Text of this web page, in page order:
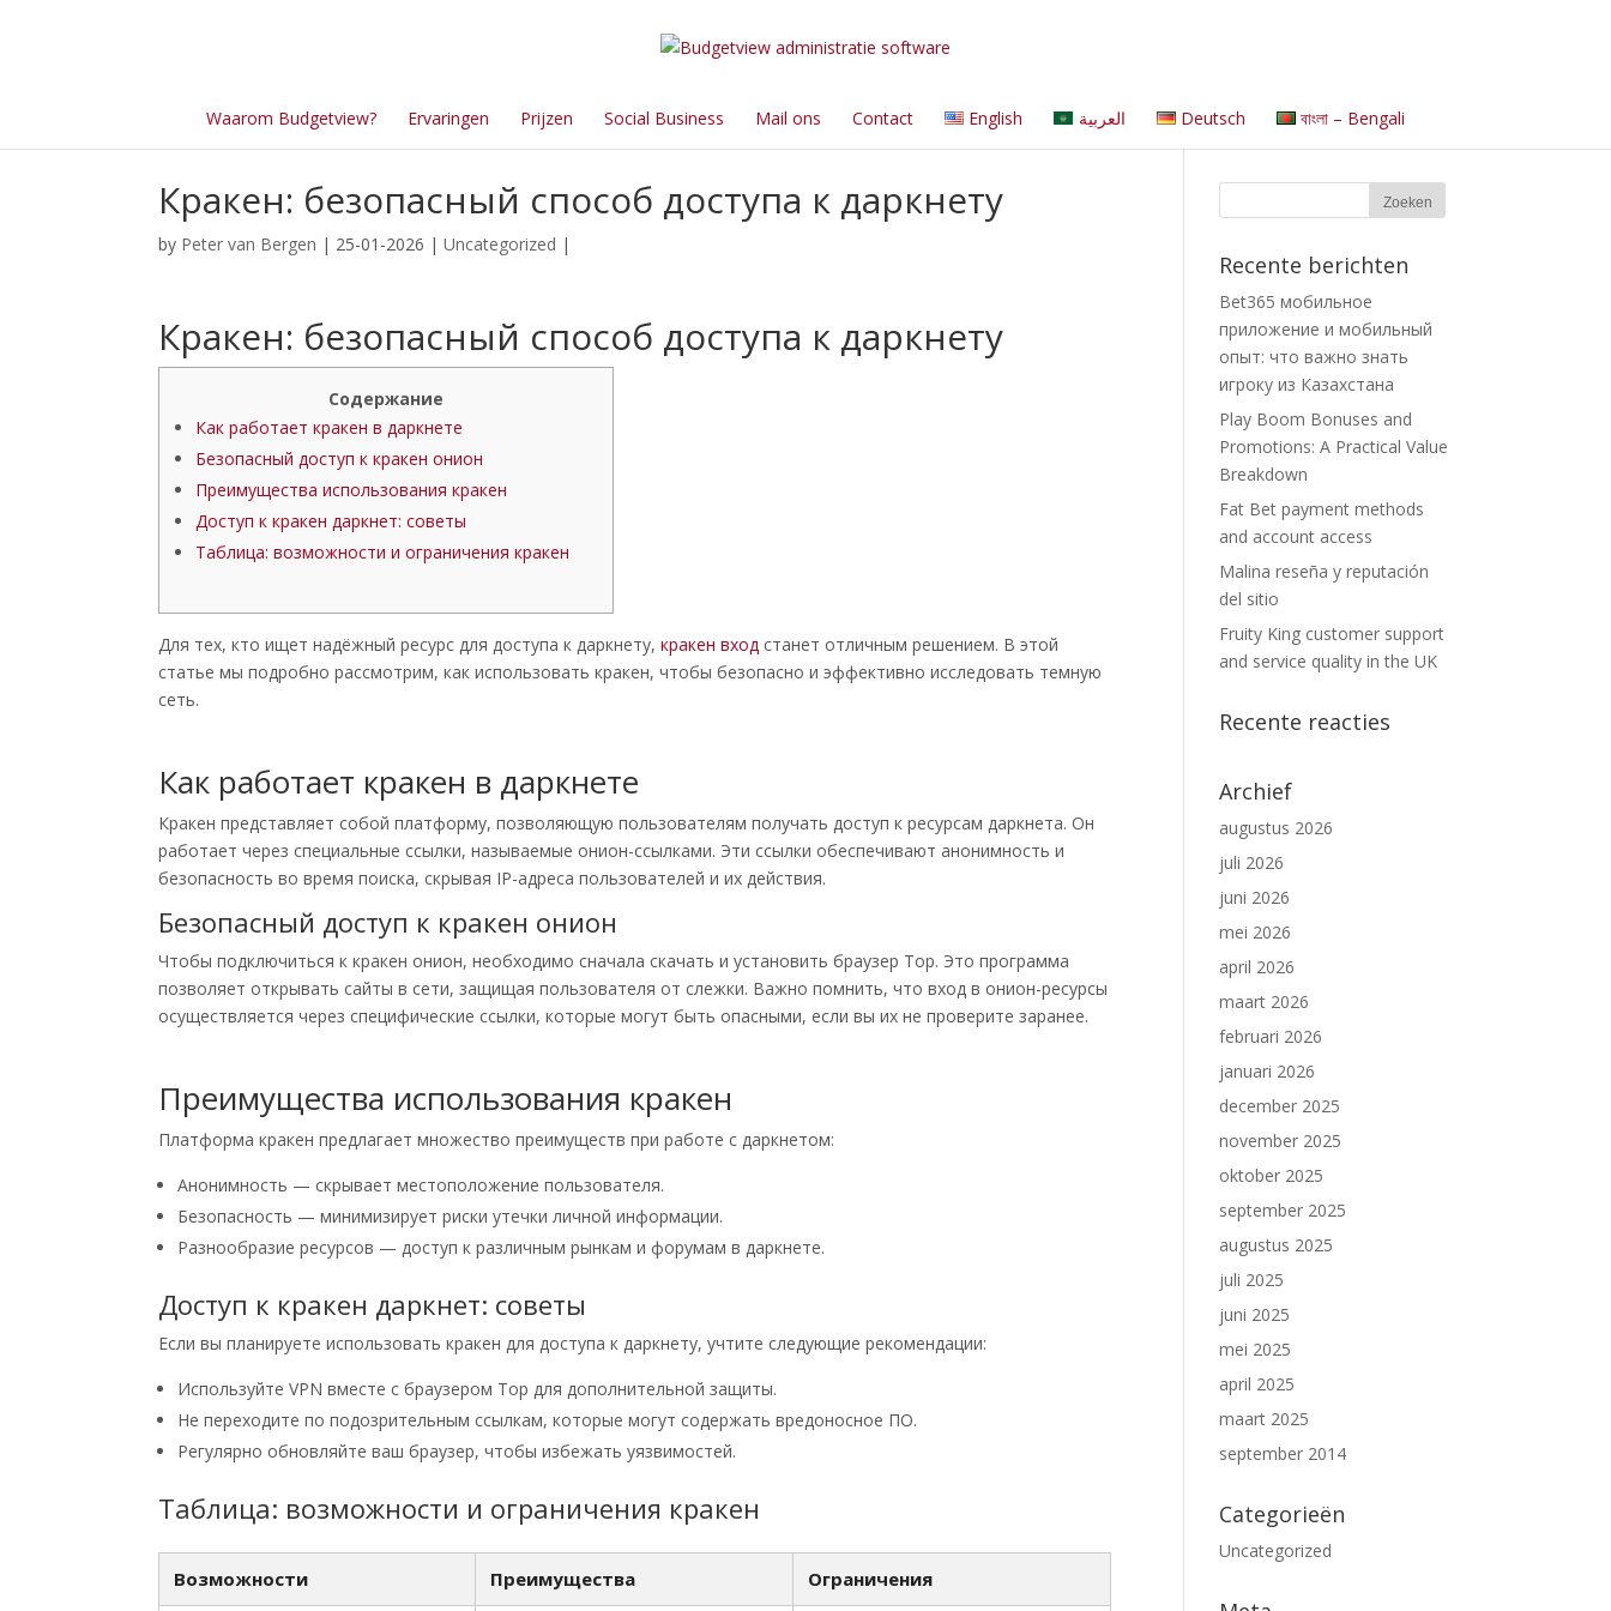
Waarom Budgetview? Ervaringen Prijzen Social Business Mail ons Contact English العربية Deutsch বাংলা – Bengali
Кракен: безопасный способ доступа к даркнету
by Peter van Bergen | 25-01-2026 | Uncategorized |
Кракен: безопасный способ доступа к даркнету
Содержание
Как работает кракен в даркнете
Безопасный доступ к кракен онион
Преимущества использования кракен
Доступ к кракен даркнет: советы
Таблица: возможности и ограничения кракен
Для тех, кто ищет надёжный ресурс для доступа к даркнету, кракен вход станет отличным решением. В этой
статье мы подробно рассмотрим, как использовать кракен, чтобы безопасно и эффективно исследовать темную
сеть.
Как работает кракен в даркнете
Кракен представляет собой платформу, позволяющую пользователям получать доступ к ресурсам даркнета. Он
работает через специальные ссылки, называемые онион-ссылками. Эти ссылки обеспечивают анонимность и
безопасность во время поиска, скрывая IP-адреса пользователей и их действия.
Безопасный доступ к кракен онион
Чтобы подключиться к кракен онион, необходимо сначала скачать и установить браузер Тор. Это программа
позволяет открывать сайты в сети, защищая пользователя от слежки. Важно помнить, что вход в онион-ресурсы
осуществляется через специфические ссылки, которые могут быть опасными, если вы их не проверите заранее.
Преимущества использования кракен
Платформа кракен предлагает множество преимуществ при работе с даркнетом:
Анонимность — скрывает местоположение пользователя.
Безопасность — минимизирует риски утечки личной информации.
Разнообразие ресурсов — доступ к различным рынкам и форумам в даркнете.
Доступ к кракен даркнет: советы
Если вы планируете использовать кракен для доступа к даркнету, учтите следующие рекомендации:
Используйте VPN вместе с браузером Тор для дополнительной защиты.
Не переходите по подозрительным ссылкам, которые могут содержать вредоносное ПО.
Регулярно обновляйте ваш браузер, чтобы избежать уязвимостей.
Таблица: возможности и ограничения кракен
Возможности Преимущества Ограничения
Recente berichten
Bet365 мобильное
приложение и мобильный
опыт: что важно знать
игроку из Казахстана
Play Boom Bonuses and
Promotions: A Practical Value
Breakdown
Fat Bet payment methods
and account access
Malina reseña y reputación
del sitio
Fruity King customer support
and service quality in the UK
Recente reacties
Archief
augustus 2026
juli 2026
juni 2026
mei 2026
april 2026
maart 2026
februari 2026
januari 2026
december 2025
november 2025
oktober 2025
september 2025
augustus 2025
juli 2025
juni 2025
mei 2025
april 2025
maart 2025
september 2014
Categorieën
Uncategorized